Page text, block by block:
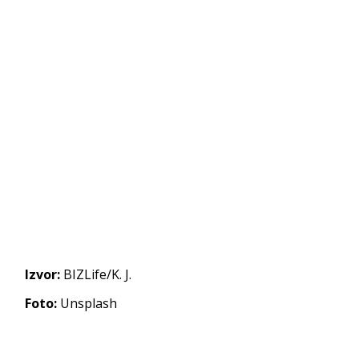
Izvor: BIZLife/K. J.
Foto: Unsplash